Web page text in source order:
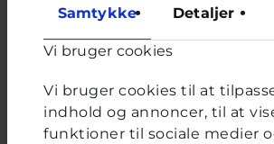
Samtykke Detaljer
Vi bruger cookies
Vi bruger cookies til at
indhold og annoncer, til at
funktioner til sociale medier
hovedet og du bruger dem når du skal
Udfyld feltet.